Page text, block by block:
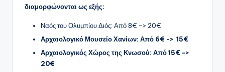
διαμορφώνονται ως εξής:
Ναός του Ολυμπίου Διός: Από 8€ -> 20€
Αρχαιολογικό Μουσείο Χανίων: Από 6€ -> 15€
Αρχαιολογικός Χώρος της Κνωσού: Από 15€ ->
20€